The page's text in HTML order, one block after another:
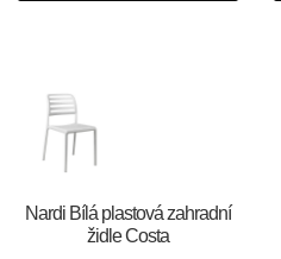
Nardi Bílá plastová zahradní
židle Costa